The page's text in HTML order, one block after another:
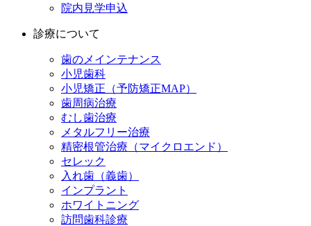
院内見学申込
診療について
歯のメインテナンス
小児歯科
小児矯正（予防矯正MAP）
歯周病治療
むし歯治療
メタルフリー治療
精密根管治療（マイクロエンド）
セレック
入れ歯（義歯）
インプラント
ホワイトニング
訪問歯科診療